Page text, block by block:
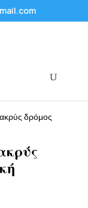
δρόμος